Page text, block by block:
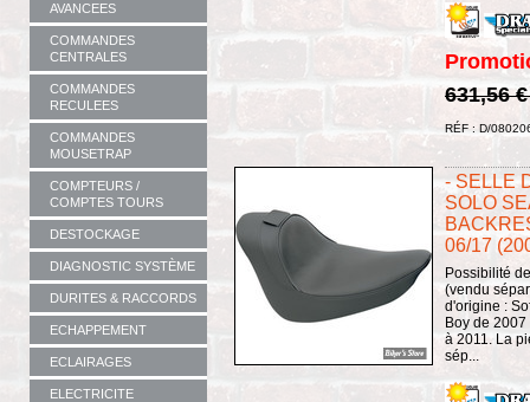
AVANCEES
COMMANDES
CENTRALES
COMMANDES
RECULEES
COMMANDES
MOUSETRAP
COMPTEURS /
COMPTES TOURS
DESTOCKAGE
DIAGNOSTIC SYSTÈME
DURITES & RACCORDS
ECHAPPEMENT
ECLAIRAGES
ELECTRICITE
631,56
RÉF : D/
- SELLE
SOLO
06/17
Possibilité
(vendu
d'origine :
Boy de
à 2011. La
sép...